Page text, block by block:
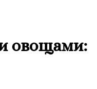
овощами: